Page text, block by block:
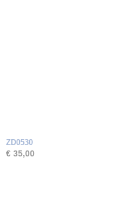
ZD0530
€ 35,00